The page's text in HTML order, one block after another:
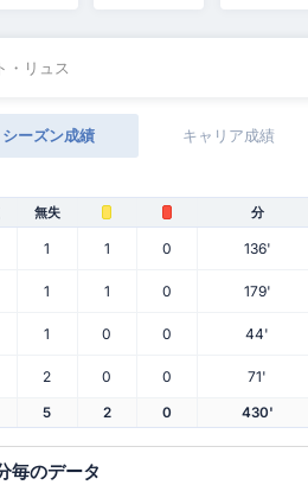
・リュス
シーズン成績 キャリア成績
無失 分
1 1 0
136'
1 1 0 179'
1 0 0
44'
2 0 0 71'
5 2 0 430'
毎のデータ